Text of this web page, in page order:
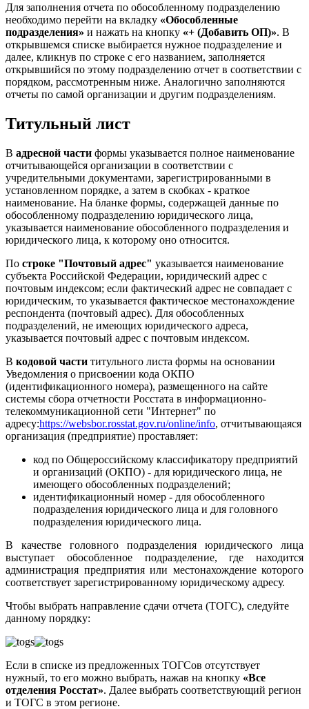
Для заполнения отчета по обособленному подразделению
необходимо перейти на вкладку «Обособленные
подразделения» и нажать на кнопку «+ (Добавить ОП)». В
открывшемся списке выбирается нужное подразделение и
далее, кликнув по строке с его названием, заполняется
открывшийся по этому подразделению отчет в соответствии с
порядком, рассмотренным ниже. Аналогично заполняются
отчеты по самой организации и другим подразделениям.
Титульный лист
В адресной части формы указывается полное наименование
отчитывающейся организации в соответствии с
учредительными документами, зарегистрированными в
установленном порядке, а затем в скобках - краткое
наименование. На бланке формы, содержащей данные по
обособленному подразделению юридического лица,
указывается наименование обособленного подразделения и
юридического лица, к которому оно относится.
По строке "Почтовый адрес" указывается наименование
субъекта Российской Федерации, юридический адрес с
почтовым индексом; если фактический адрес не совпадает с
юридическим, то указывается фактическое местонахождение
респондента (почтовый адрес). Для обособленных
подразделений, не имеющих юридического адреса,
указывается почтовый адрес с почтовым индексом.
В кодовой части титульного листа формы на основании
Уведомления о присвоении кода ОКПО
(идентификационного номера), размещенного на сайте
системы сбора отчетности Росстата в информационно-
телекоммуникационной сети "Интернет" по
адресу:https://websbor.rosstat.gov.ru/online/info, отчитывающаяся
организация (предприятие) проставляет:
код по Общероссийскому классификатору предприятий
и организаций (ОКПО) - для юридического лица, не
имеющего обособленных подразделений;
идентификационный номер - для обособленного
подразделения юридического лица и для головного
подразделения юридического лица.
В качестве головного подразделения юридического лица
выступает обособленное подразделение, где находится
администрация предприятия или местонахождение которого
соответствует зарегистрированному юридическому адресу.
Чтобы выбрать направление сдачи отчета (ТОГС), следуйте
данному порядку:
Если в списке из предложенных ТОГСов отсутствует
нужный, то его можно выбрать, нажав на кнопку «Все
отделения Росстат». Далее выбрать соответствующий регион
и ТОГС в этом регионе.